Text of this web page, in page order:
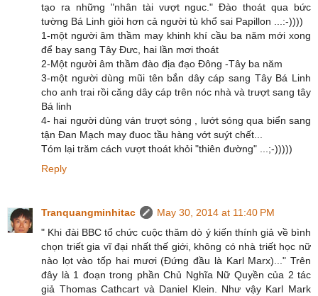
tạo ra những "nhân tài vượt nguc." Đào thoát qua bức
tường Bá Linh giỏi hơn cả người tù khổ sai Papillon ...:-))))
1-một người âm thầm may khinh khí cầu ba năm mới xong
để bay sang Tây Đưc, hai lần mơi thoát
2-Một người âm thầm đào địa đạo Đông -Tây ba năm
3-một người dùng mũi tên bắn dây cáp sang Tây Bá Linh
cho anh trai rồi căng dây cáp trên nóc nhà và trượt sang tây
Bá linh
4- hai người dùng ván trượt sóng , lướt sóng qua biển sang
tận Đan Mạch may đuoc tầu hàng vớt suýt chết...
Tóm lại trăm cách vượt thoát khỏi "thiên đường" ...;-)))))
Reply
Tranquangminhitac
May 30, 2014 at 11:40 PM
" Khi đài BBC tổ chức cuộc thăm dò ý kiến thính giả về bình
chọn triết gia vĩ đại nhất thế giới, không có nhà triết học nữ
nào lọt vào tốp hai mươi (Đứng đầu là Karl Marx)..." Trên
đây là 1 đoạn trong phần Chủ Nghĩa Nữ Quyền của 2 tác
giả Thomas Cathcart và Daniel Klein. Như vậy Karl Mark